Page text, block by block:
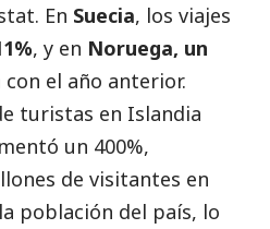
En Suecia, los viajes
, y en Noruega, un
el año anterior.
turistas en Islandia
un 400%,
de visitantes en
población del país, lo